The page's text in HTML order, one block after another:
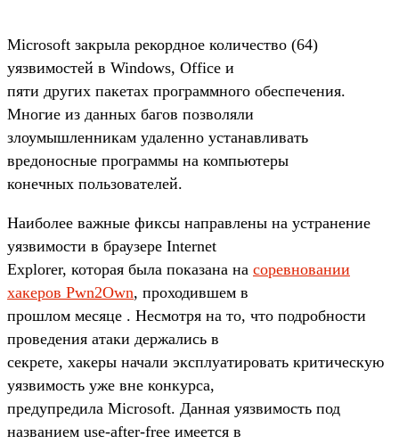
Microsoft закрыла рекордное количество (64)
уязвимостей в Windows, Office и
пяти других пакетах программного обеспечения.
Многие из данных багов позволяли
злоумышленникам удаленно устанавливать
вредоносные программы на компьютеры
конечных пользователей.
Наиболее важные фиксы направлены на устранение
уязвимости в браузере Internet
Explorer, которая была показана на соревновании
хакеров Pwn2Own, проходившем в
прошлом месяце . Несмотря на то, что подробности
проведения атаки держались в
секрете, хакеры начали эксплуатировать критическую
уязвимость уже вне конкурса,
предупредила Microsoft. Данная уязвимость под
названием use-after-free имеется в